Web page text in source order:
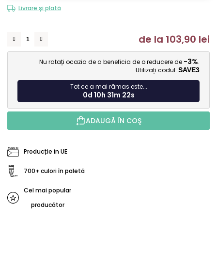
Livrare și plată
de la 103,90 lei
Nu ratați ocazia de a beneficia de o reducere de -3%.
Utilizați codul: SAVE3
Tot ce a mai rămas este...
0d 10h 31m 21s
ADAUGĂ ÎN COŞ
Producție în UE
700+ culori în paletă
Cel mai popular
producător